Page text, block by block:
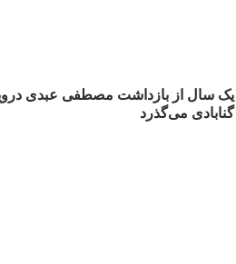
یک سال از بازداشت مصطفی عبدی
گنابادی می‌گذرد